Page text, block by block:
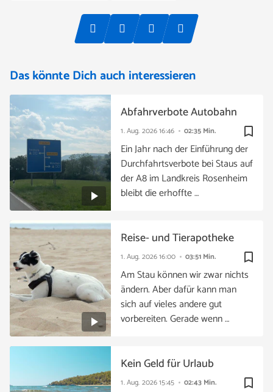
Das könnte Dich auch interessieren
bookmark_border
1. Aug. 202616:46 02:35 Min.
Abfahrverbote Autobahn
Ein Jahr nach der Einführung der
Durchfahrtsverbote bei Staus auf
der A8 im Landkreis Rosenheim
bleibt die erhoffte …
bookmark_border
1. Aug. 202616:00 03:51 Min.
Reise- und Tierapotheke
Am Stau können wir zwar nichts
ändern. Aber dafür kann man
sich auf vieles andere gut
vorbereiten. Gerade wenn …
bookmark_border
1. Aug. 202615:45 02:43 Min.
Kein Geld für Urlaub